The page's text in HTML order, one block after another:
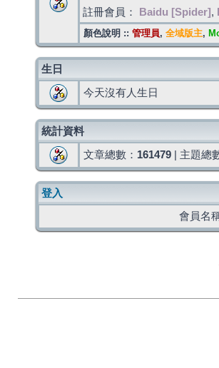
註冊會員： Baidu [Spider] ,
顏色說明 :: 管理員, 全域版主,
生日
今天沒有人生日
統計資料
文章總數： 161479 | 主題總
登入
會員名